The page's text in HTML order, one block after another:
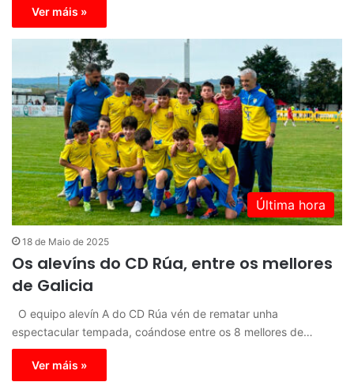
Ver máis »
Última hora
18 de Maio de 2025
Os alevíns do CD Rúa, entre os mellores
de Galicia
O equipo alevín A do CD Rúa vén de rematar unha
espectacular tempada, coándose entre os 8 mellores de…
Ver máis »